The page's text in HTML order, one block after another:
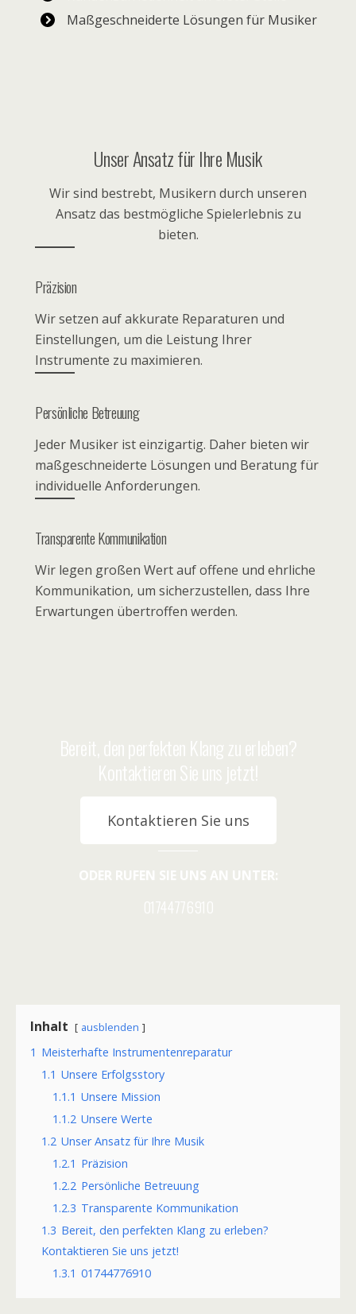
Maßgeschneiderte Lösungen für Musiker
Unser Ansatz für Ihre Musik
Wir sind bestrebt, Musikern durch unseren
Ansatz das bestmögliche Spielerlebnis zu
bieten.
Präzision
Wir setzen auf akkurate Reparaturen und
Einstellungen, um die Leistung Ihrer
Instrumente zu maximieren.
Persönliche Betreuung
Jeder Musiker ist einzigartig. Daher bieten wir
maßgeschneiderte Lösungen und Beratung für
individuelle Anforderungen.
Transparente Kommunikation
Wir legen großen Wert auf offene und ehrliche
Kommunikation, um sicherzustellen, dass Ihre
Erwartungen übertroffen werden.
Bereit, den perfekten Klang zu erleben?
Kontaktieren Sie uns jetzt!
Kontaktieren Sie uns
ODER RUFEN SIE UNS AN UNTER:
01744776910
Inhalt ausblenden
1 Meisterhafte Instrumentenreparatur
1.1 Unsere Erfolgsstory
1.1.1 Unsere Mission
1.1.2 Unsere Werte
1.2 Unser Ansatz für Ihre Musik
1.2.1 Präzision
1.2.2 Persönliche Betreuung
1.2.3 Transparente Kommunikation
1.3 Bereit, den perfekten Klang zu erleben?
Kontaktieren Sie uns jetzt!
1.3.1 01744776910